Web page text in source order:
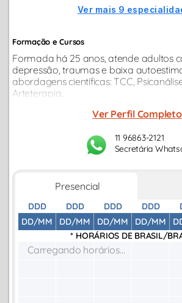
Ver mais 9
Formação e Cursos
Formada há 25 anos, atende adultos
depressão, traumas e baixa
abordagens científicas: TCC,
Arteterapia...
Ver Perfil Completo
11 96863-2121
Secretária
Presencial
DDD
DD/MM
DDD
DD/MM
DDD
DD/MM
DDD
DD/MM
* HORÁRIOS DE BRASIL/
Carregando horários...